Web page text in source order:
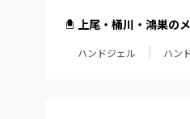
上尾・桶川・鴻巣の
ハンドジェル ハン